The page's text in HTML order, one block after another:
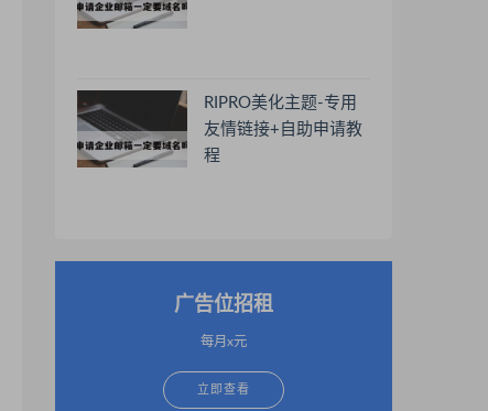
RIPRO美化主题-专用
友情链接+自助申请教
程
广告位招租
每月x元
立即查看